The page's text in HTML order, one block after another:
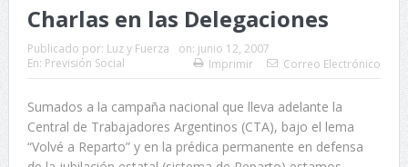
Charlas en las Delegaciones
Publicado por: Luz y Fuerza on: junio 12, 2007
En: Previsión Social Imprimir Correo Electrónico
Sumados a la campaña nacional que lleva adelante la
Central de Trabajadores Argentinos (CTA), bajo el lema
“Volvé a Reparto” y en la prédica permanente en defensa